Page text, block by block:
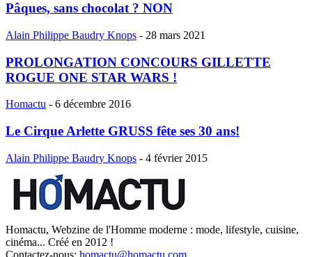
Pâques, sans chocolat ? NON
Alain Philippe Baudry Knops - 28 mars 2021
PROLONGATION CONCOURS GILLETTE
ROGUE ONE STAR WARS !
Homactu - 6 décembre 2016
Le Cirque Arlette GRUSS fête ses 30 ans!
Alain Philippe Baudry Knops - 4 février 2015
Homactu, Webzine de l'Homme moderne : mode, lifestyle, cuisine,
cinéma... Créé en 2012 !
Contactez-nous: homactu@homactu.com